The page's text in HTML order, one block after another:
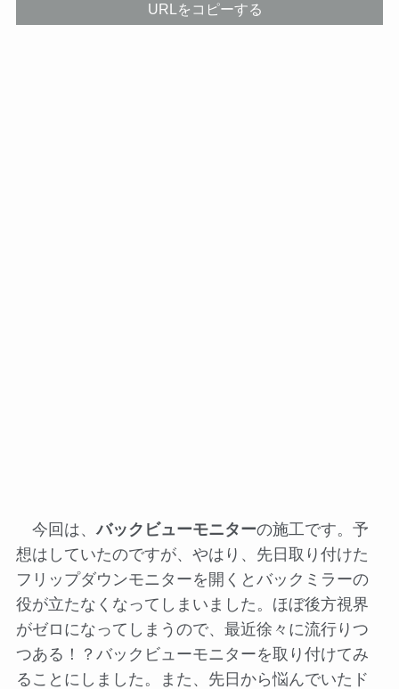
URLをコピーする
今回は、バックビューモニターの施工です。予
想はしていたのですが、やはり、先日取り付けた
フリップダウンモニターを開くとバックミラーの
役が立たなくなってしまいました。ほぼ後方視界
がゼロになってしまうので、最近徐々に流行りつ
つある！？バックビューモニターを取り付けてみ
ることにしました。また、先日から悩んでいたド